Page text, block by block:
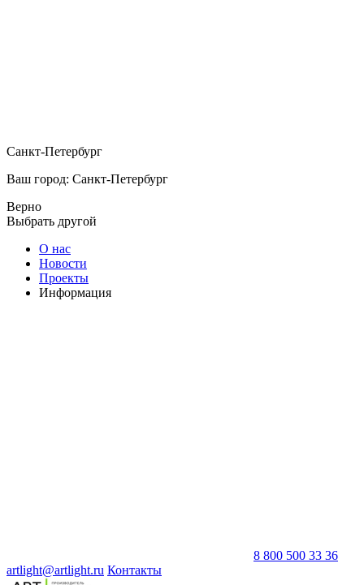
Санкт-Петербург
Ваш город: Санкт-Петербург
Верно
Выбрать другой
О нас
Новости
Проекты
Информация
8 800 500 33 36
artlight@artlight.ru Контакты